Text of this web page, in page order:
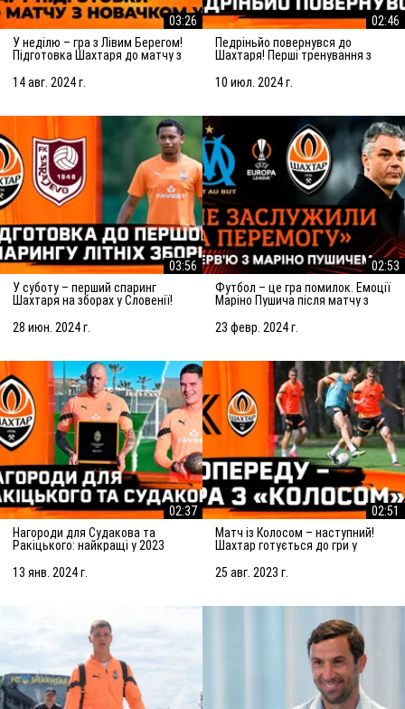
03:26
У неділю – гра з Лівим Берегом!
Підготовка Шахтаря до матчу з
14 авг. 2024 г.
02:46
Педріньйо повернувся до
Шахтаря! Перші тренування з
10 июл. 2024 г.
03:56
У суботу – перший спаринг
Шахтаря на зборах у Словенії!
Сараєвом
28 июн. 2024 г.
02:53
Футбол – це гра помилок. Емоції
Маріно Пушича після матчу з
23 февр. 2024 г.
02:37
Нагороди для Судакова та
Ракіцького: найкращі у 2023
13 янв. 2024 г.
02:51
Матч із Колосом – наступний!
Шахтар готується до гри у
25 авг. 2023 г.